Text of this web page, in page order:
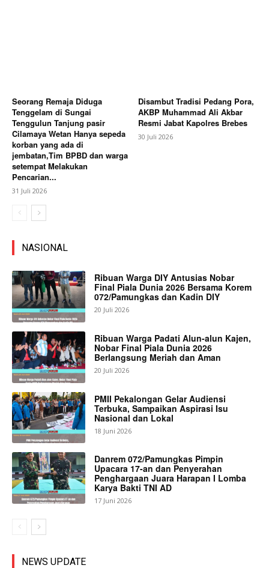
Seorang Remaja Diduga
Tenggelam di Sungai
Tenggulun Tanjung pasir
Cilamaya Wetan Hanya sepeda
korban yang ada di
jembatan,Tim BPBD dan warga
setempat Melakukan
Pencarian...
31 Juli 2026
Disambut Tradisi Pedang Pora,
AKBP Muhammad Ali Akbar
Resmi Jabat Kapolres Brebes
30 Juli 2026
NASIONAL
Ribuan Warga DIY Antusias Nobar
Final Piala Dunia 2026 Bersama Korem
072/Pamungkas dan Kadin DIY
20 Juli 2026
Ribuan Warga Padati Alun-alun Kajen,
Nobar Final Piala Dunia 2026
Berlangsung Meriah dan Aman
20 Juli 2026
PMII Pekalongan Gelar Audiensi
Terbuka, Sampaikan Aspirasi Isu
Nasional dan Lokal
18 Juni 2026
Danrem 072/Pamungkas Pimpin
Upacara 17-an dan Penyerahan
Penghargaan Juara Harapan I Lomba
Karya Bakti TNI AD
17 Juni 2026
NEWS UPDATE